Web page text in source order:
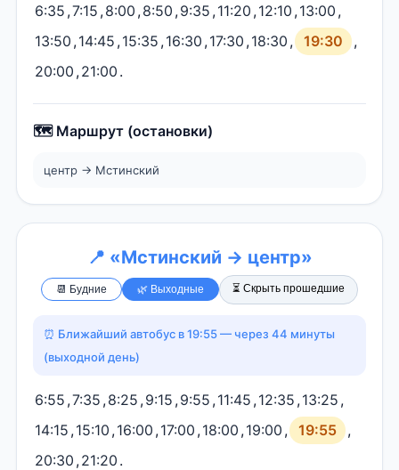
6:35 ,7:15 ,8:00 ,8:50 ,9:35 ,11:20 ,12:10 ,13:00 ,
13:50 ,14:45 ,15:35 ,16:30 ,17:30 ,18:30 , 19:30
,
20:00 ,21:00 .
🗺️ Маршрут (остановки)
центр → Мстинский
📍 «Мстинский → центр»
📆 Будние 🌿 Выходные ⏳ Скрыть прошедшие
⏰ Ближайший автобус в 19:55 — через 44 минуты
(выходной день)
6:55 ,7:35 ,8:25 ,9:15 ,9:55 ,11:45 ,12:35 ,13:25 ,
14:15 ,15:10 ,16:00 ,17:00 ,18:00 ,19:00 , 19:55
,
20:30 ,21:20 .